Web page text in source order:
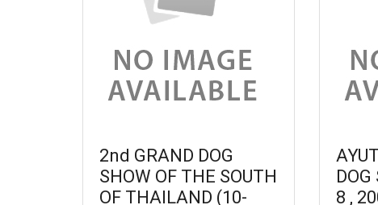
2nd GRAND DOG
SHOW OF THE SOUTH
OF THAILAND (10-
8 ,